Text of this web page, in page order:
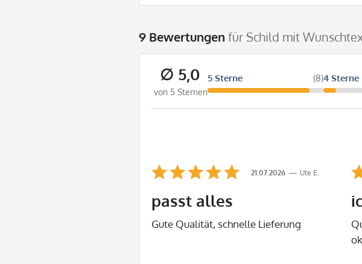
9 Bewertungen für Schild mit
∅ 5,0
von 5 Sternen
5 Sterne (8)4 Sterne
Ute E.
21.07.2026
passt alles
Gute Qualität, schnelle Lieferung
ok